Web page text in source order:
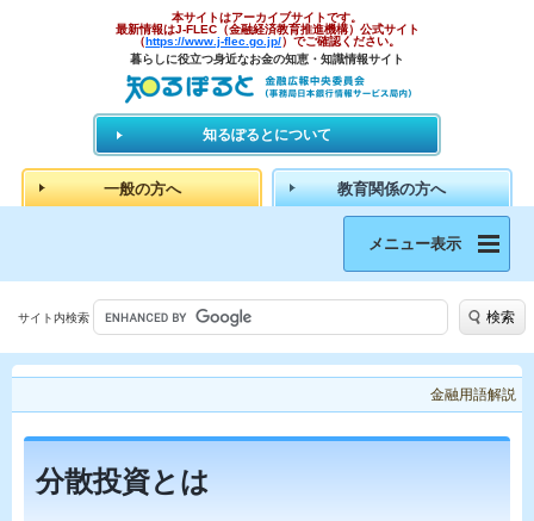
本サイトはアーカイブサイトです。
最新情報はJ-FLEC（金融経済教育推進機構）公式サイト
（https://www.j-flec.go.jp/）でご確認ください。
暮らしに役立つ身近なお金の知恵・知識情報サイト
知るぽるとについて
一般の方へ 教育関係の方へ
メニュー表示
サイト内検索 検索
金融用語解説
分散投資とは